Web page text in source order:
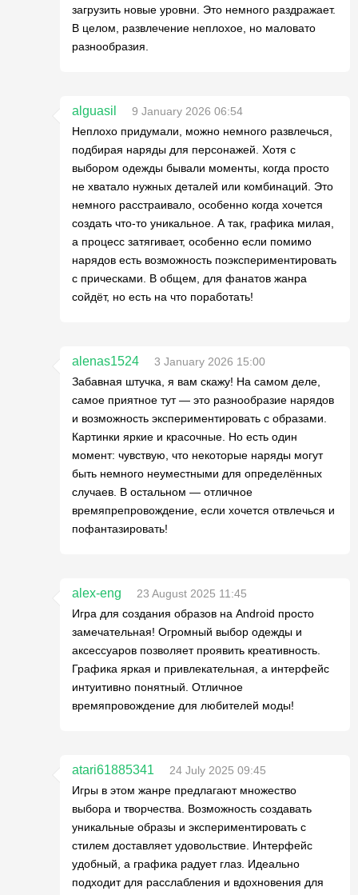
загрузить новые уровни. Это немного раздражает.
В целом, развлечение неплохое, но маловато
разнообразия.
alguasil
9 January 2026 06:54
Неплохо придумали, можно немного развлечься,
подбирая наряды для персонажей. Хотя с
выбором одежды бывали моменты, когда просто
не хватало нужных деталей или комбинаций. Это
немного расстраивало, особенно когда хочется
создать что-то уникальное. А так, графика милая,
а процесс затягивает, особенно если помимо
нарядов есть возможность поэкспериментировать
с прическами. В общем, для фанатов жанра
сойдёт, но есть на что поработать!
alenas1524
3 January 2026 15:00
Забавная штучка, я вам скажу! На самом деле,
самое приятное тут — это разнообразие нарядов
и возможность экспериментировать с образами.
Картинки яркие и красочные. Но есть один
момент: чувствую, что некоторые наряды могут
быть немного неуместными для определённых
случаев. В остальном — отличное
времяпрепровождение, если хочется отвлечься и
пофантазировать!
alex-eng
23 August 2025 11:45
Игра для создания образов на Android просто
замечательная! Огромный выбор одежды и
аксессуаров позволяет проявить креативность.
Графика яркая и привлекательная, а интерфейс
интуитивно понятный. Отличное
времяпровождение для любителей моды!
atari61885341
24 July 2025 09:45
Игры в этом жанре предлагают множество
выбора и творчества. Возможность создавать
уникальные образы и экспериментировать с
стилем доставляет удовольствие. Интерфейс
удобный, а графика радует глаз. Идеально
подходит для расслабления и вдохновения для